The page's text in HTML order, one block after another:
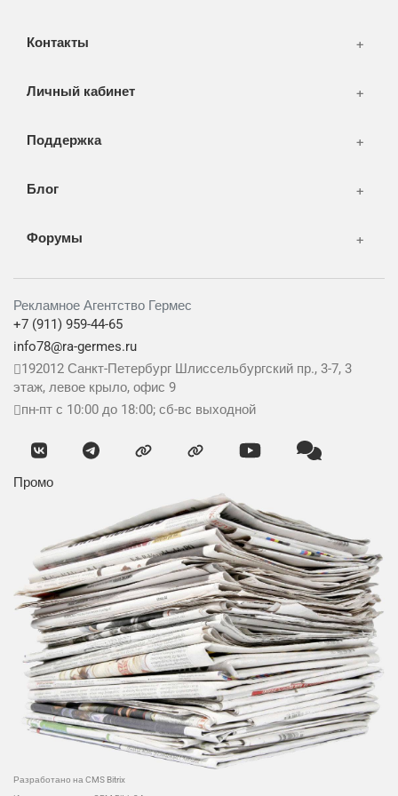
Контакты
Личный кабинет
Поддержка
Блог
Форумы
Рекламное Агентство Гермес
+7 (911) 959-44-65
info78@ra-germes.ru
192012 Санкт-Петербург Шлиссельбургский пр., 3-7, 3
этаж, левое крыло, офис 9
пн-пт с 10:00 до 18:00; сб-вс выходной
Промо
Разработано на CMS Bitrix